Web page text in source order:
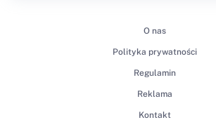
O nas
Polityka prywatności
Regulamin
Reklama
Kontakt